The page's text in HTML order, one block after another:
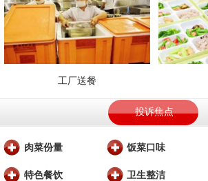
工厂送餐
投诉焦点
肉菜份量 饭菜口味
特色餐饮 卫生整洁